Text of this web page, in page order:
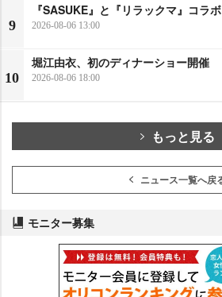
9
『SASUKE』と『リラックマ』コラボ
2026-08-06 13:00
10
堀江由衣、初のディナーショー開催
2026-08-06 18:00
もっと見る
ニュース一覧へ戻
モニター募集